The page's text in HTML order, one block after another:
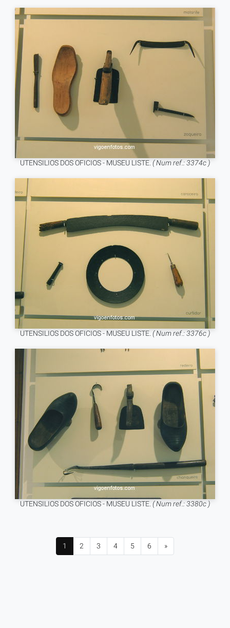
UTENSILIOS DOS OFICIOS - MUSEU LISTE. ( Num ref.: 3374c )
UTENSILIOS DOS OFICIOS - MUSEU LISTE. ( Num ref.: 3376c )
UTENSILIOS DOS OFICIOS - MUSEU LISTE. ( Num ref.: 3380c )
1 2 3 4 5 6 »